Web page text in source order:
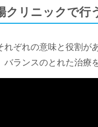
クリニックで行
れぞれの意味と役割が
バランスのとれた治療